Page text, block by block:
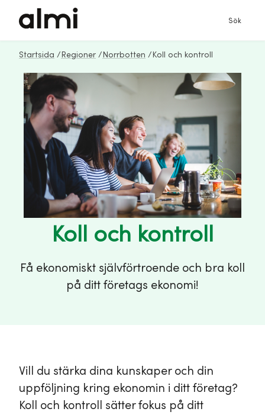
Sök
Startsida / Regioner / Norrbotten / Koll och kontroll
Koll och kontroll
Få ekonomiskt självförtroende och bra koll
på ditt företags ekonomi!
Vill du stärka dina kunskaper och din
uppföljning kring ekonomin i ditt företag?
Koll och kontroll sätter fokus på ditt